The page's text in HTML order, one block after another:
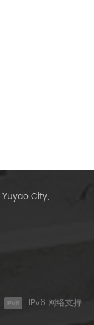
City,
IPv6 网络支持